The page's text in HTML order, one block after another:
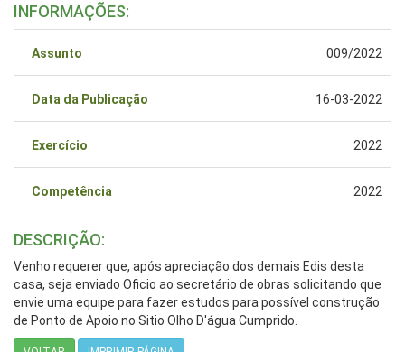
INFORMAÇÕES:
Assunto 009/2022
Data da Publicação 16-03-2022
Exercício 2022
Competência 2022
DESCRIÇÃO:
Venho requerer que, após apreciação dos demais Edis desta
casa, seja enviado Oficio ao secretário de obras solicitando que
envie uma equipe para fazer estudos para possível construção
de Ponto de Apoio no Sitio Olho D'água Cumprido.